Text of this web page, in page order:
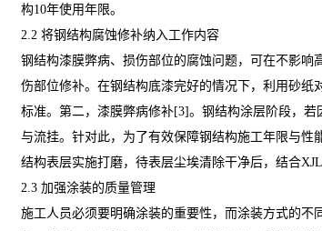
AF-TQ615轮毂脱漆剂 AF-TQ612强
构10年使用年限。
2.2 将钢结构腐蚀修补纳入工作内容
钢结构漆膜弊病、损伤部位的腐蚀问题，可在不影
伤部位修补。在钢结构底漆完好的情况下，利用砂
标准。第二，漆膜弊病修补[3]。钢结构涂层阶段，
与流挂。针对此，为了有效保障钢结构施工年限与
结构表层实施打磨，待表层尘埃清除干净后，结合
2.3 加强涂装的质量管理
施工人员必须要明确涂装的重要性，而涂装方式的